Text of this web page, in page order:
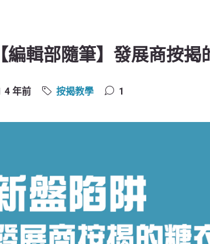
【編輯部隨筆】發展商按揭
4 年前 按揭教學 1